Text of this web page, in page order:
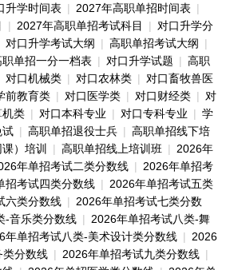
升学时间表 | 2027年高职单招时间表 |
| 2027年高职单招考试科目 | 对口升学分
对口升学考试大纲 | 高职单招考试大纲 |
职单招一分一档表 | 对口升学试题 | 高职
对口机械类 | 对口农林类 | 对口畜牧兽医
前教育类 | 对口医学类 | 对口财经类 | 对
机类 | 对口本科专业 | 对口专科专业 | 学
试 | 高职单招退役士兵 | 高职单招线下培
）培训 | 高职单招线上培训班 | 2026年
年单招考试二类分数线 | 2026年单招考
招考试四类分数线 | 2026年单招考试五类
六类分数线 | 2026年单招考试七类分数
-音乐类分数线 | 2026年单招考试八类-舞
年单招考试八类-美术设计类分数线 | 2026
类分数线 | 2026年单招考试九类分数线 |